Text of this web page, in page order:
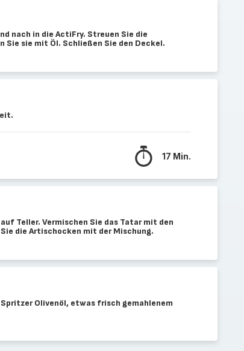
nach in die ActiFry. Streuen Sie die
Sie sie mit Öl. Schließen Sie den Deckel.
17 Min.
Teller. Vermischen Sie das Tatar mit den
die Artischocken mit der Mischung.
Olivenöl, etwas frisch gemahlenem